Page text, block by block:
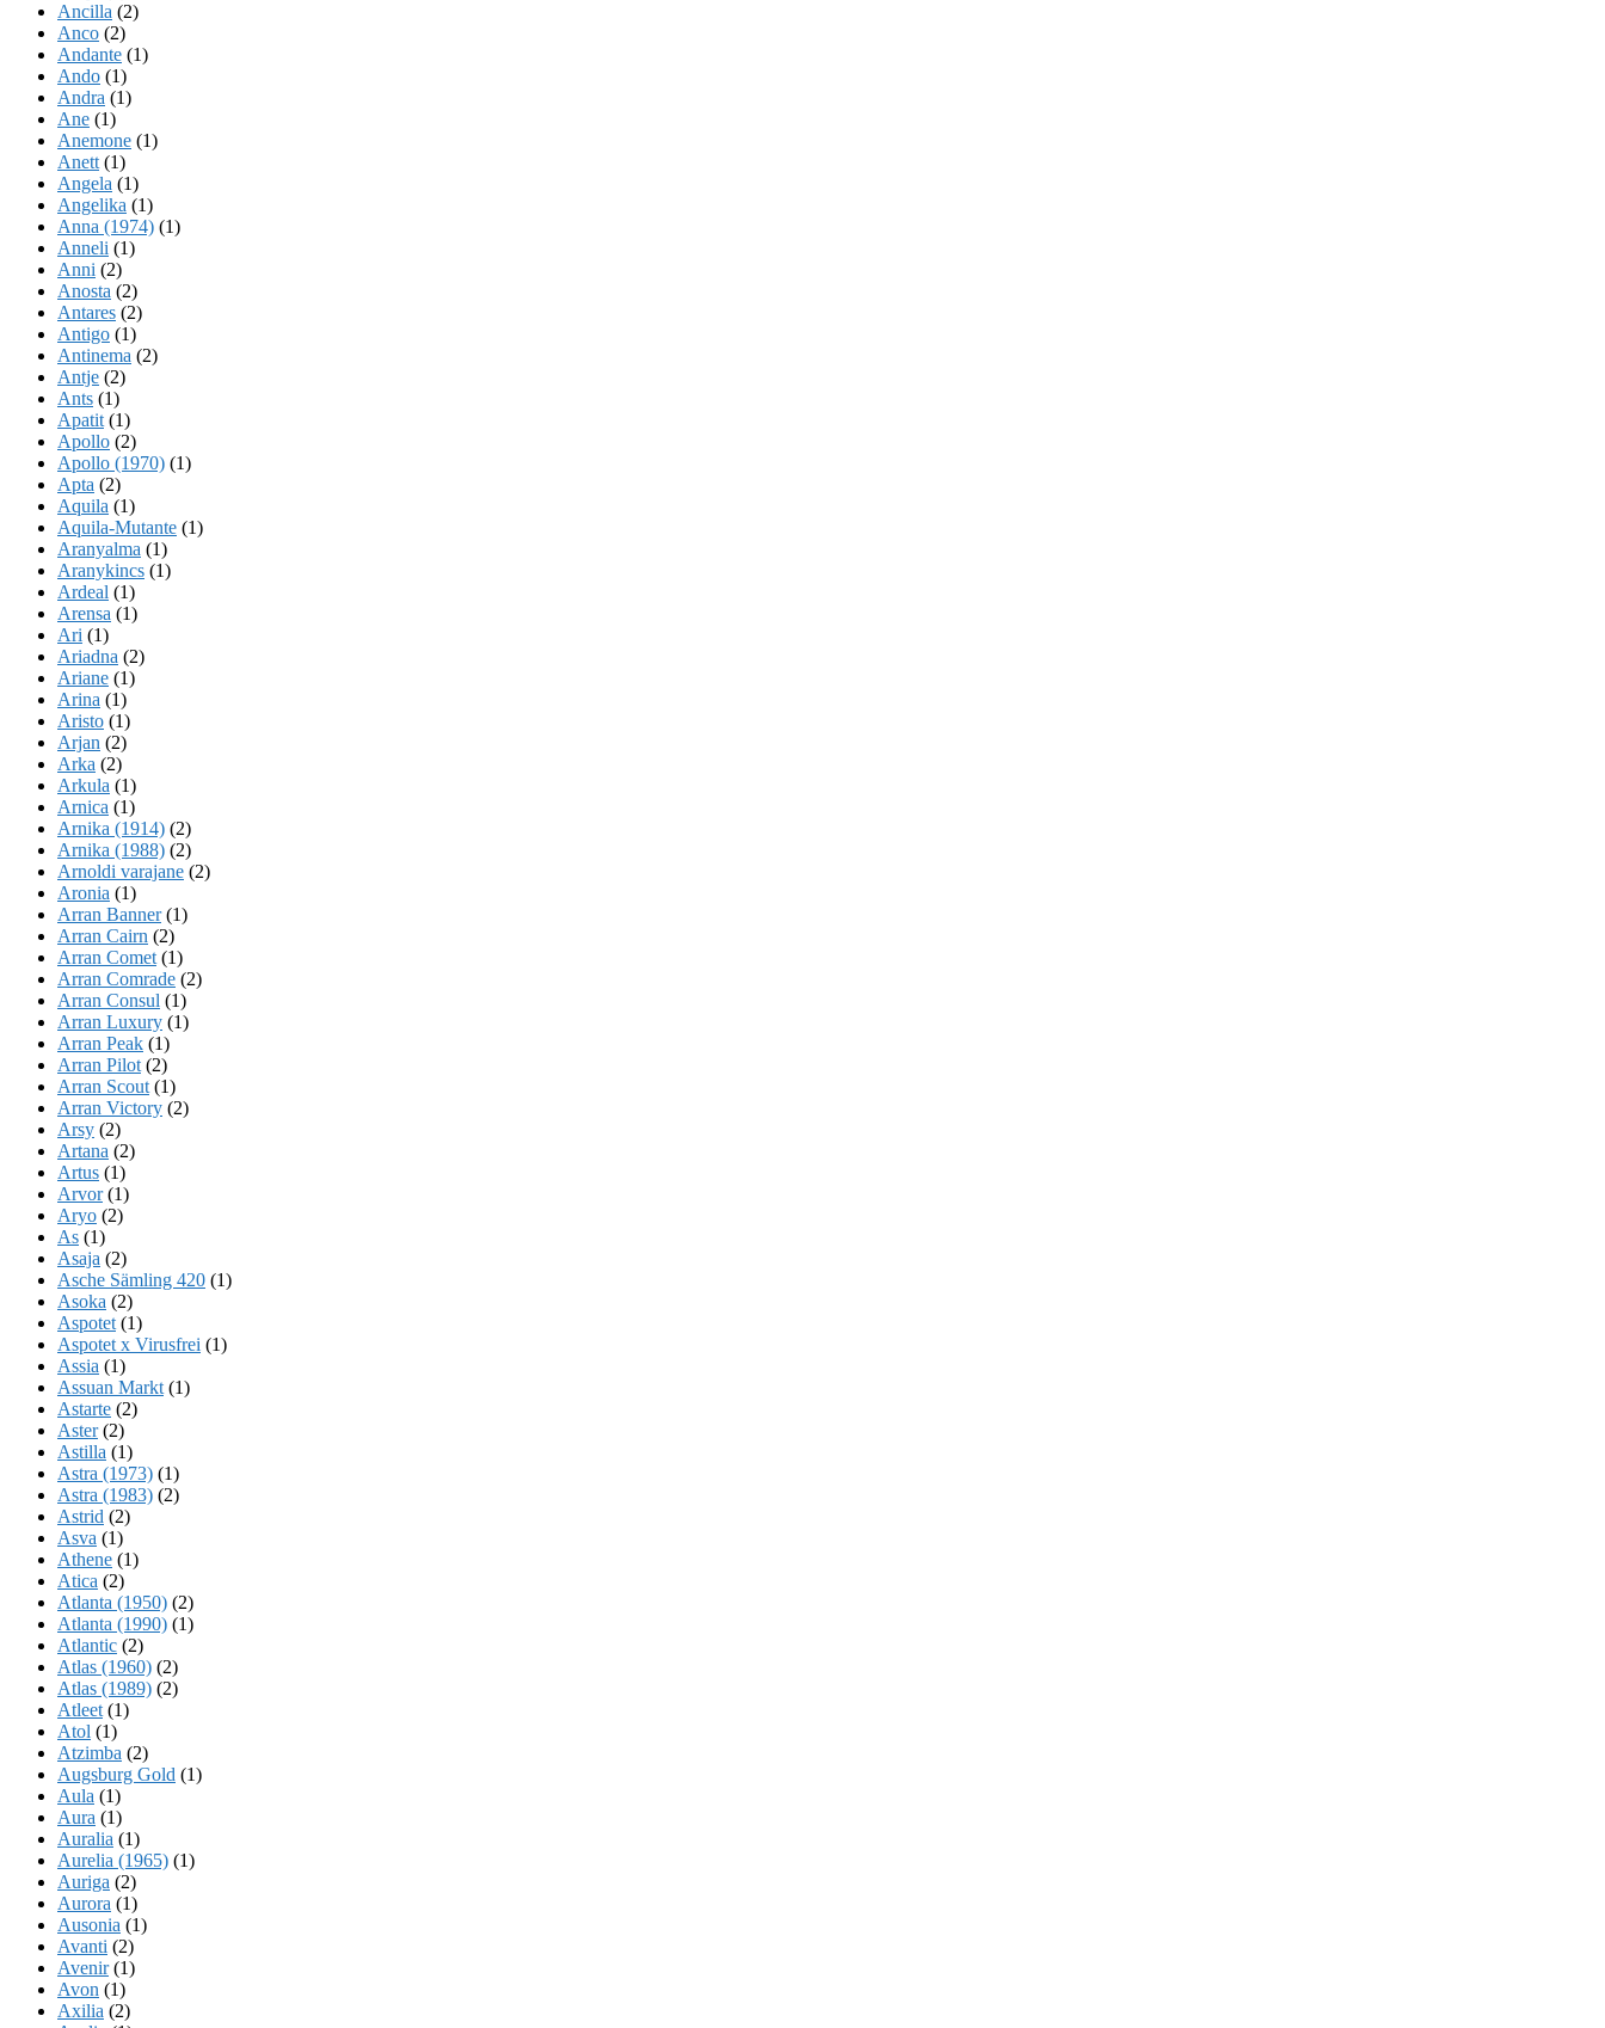
Ancilla (2)
Anco (2)
Andante (1)
Ando (1)
Andra (1)
Ane (1)
Anemone (1)
Anett (1)
Angela (1)
Angelika (1)
Anna (1974) (1)
Anneli (1)
Anni (2)
Anosta (2)
Antares (2)
Antigo (1)
Antinema (2)
Antje (2)
Ants (1)
Apatit (1)
Apollo (2)
Apollo (1970) (1)
Apta (2)
Aquila (1)
Aquila-Mutante (1)
Aranyalma (1)
Aranykincs (1)
Ardeal (1)
Arensa (1)
Ari (1)
Ariadna (2)
Ariane (1)
Arina (1)
Aristo (1)
Arjan (2)
Arka (2)
Arkula (1)
Arnica (1)
Arnika (1914) (2)
Arnika (1988) (2)
Arnoldi varajane (2)
Aronia (1)
Arran Banner(1)
Arran Cairn (2)
Arran Comet (1)
Arran Comrade (2)
Arran Consul (1)
Arran Luxury (1)
Arran Peak (1)
Arran Pilot (2)
Arran Scout (1)
Arran Victory (2)
Arsy (2)
Artana (2)
Artus (1)
Arvor(1)
Aryo (2)
As (1)
Asaja (2)
Asche Sämling 420 (1)
Asoka (2)
Aspotet (1)
Aspotet x Virusfrei (1)
Assia (1)
Assuan Markt (1)
Astarte (2)
Aster(2)
Astilla (1)
Astra (1973) (1)
Astra (1983) (2)
Astrid (2)
Asva (1)
Athene (1)
Atica (2)
Atlanta (1950) (2)
Atlanta (1990) (1)
Atlantic (2)
Atlas (1960) (2)
Atlas (1989) (2)
Atleet (1)
Atol (1)
Atzimba (2)
Augsburg Gold (1)
Aula (1)
Aura (1)
Auralia (1)
Aurelia (1965) (1)
Auriga (2)
Aurora (1)
Ausonia (1)
Avanti (2)
Avenir(1)
Avon (1)
Axilia (2)